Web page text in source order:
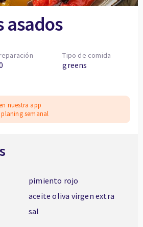
asados
Tipo de comida
greens
nuestra app
semanal
pimiento rojo
aceite oliva virgen extra
sal